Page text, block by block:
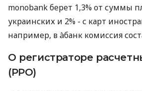
monobank берет 1,3% от суммы
украинских и 2% - с карт
например, в àбанк комиссия
О регистраторе
(РРО)